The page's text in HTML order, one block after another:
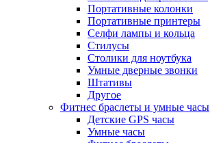
Портативные колонки
Портативные принтеры
Селфи лампы и кольца
Стилусы
Столики для ноутбука
Умные дверные звонки
Штативы
Другое
Фитнес браслеты и умные часы
Детские GPS часы
Умные часы